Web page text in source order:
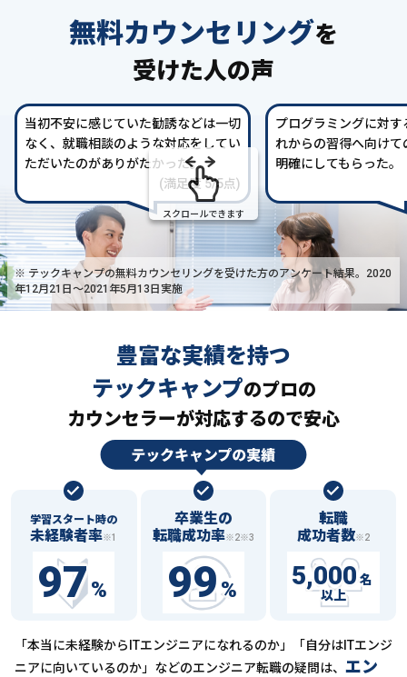
無料カウンセリングを
受けた人の声
当初不安に感じていた勧誘などは一切
なく、就職相談のような対応をしてい
ただいたのがありがたかった。
(満足度 5/5点)
プログラミングに対
れからの習得へ向け
明確にしてもらった。
スクロールできます
※ テックキャンプの無料カウンセリングを受けた方のアンケート結果。2020
年12月21日〜2021年5月13日実施
豊富な実績を持つ
テックキャンプのプロの
カウンセラーが対応するので安心
学習スタート時の
未経験者率※1
97%
卒業生の
転職成功率※2※3
99%
転職
成功者数※2
5,000 名
以上
「本当に未経験からITエンジニアになれるのか」「自分はITエンジ
ニアに向いているのか」などのエンジニア転職の疑問は、 エン